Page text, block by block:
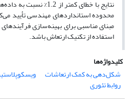
نتایج با خطای کمتر از
محدوده استانداردهای مهندسی تأیید
مبنای مناسبی برای بهینه‌سازی
استفاده از تکنیک ارتعاش باشد.
کلیدواژه‌ها
شکل‌دهی به کمک ارتعاشات
روابط تئوری